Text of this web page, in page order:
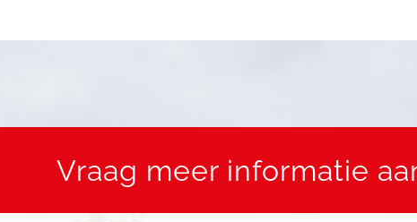
Vraag meer informatie